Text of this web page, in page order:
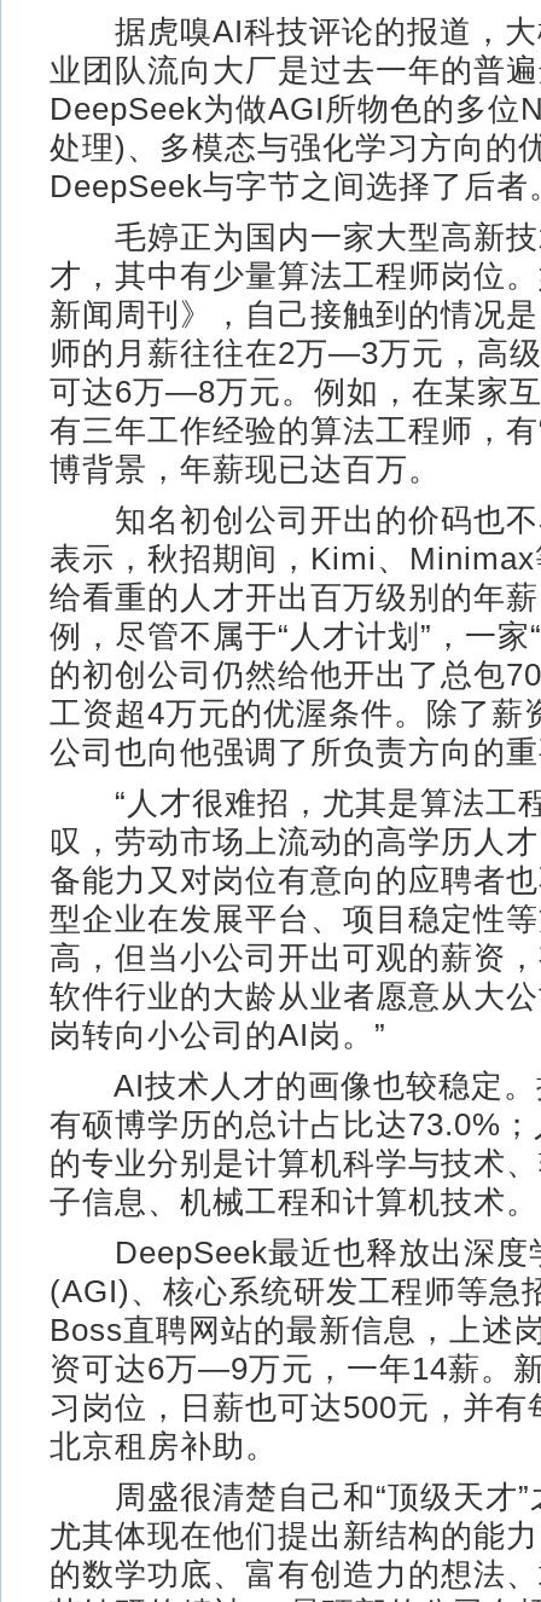
据虎嗅AI科技评论的报道，大
业团队流向大厂是过去一年的普
DeepSeek为做AGI所物色的多位
处理)、多模态与强化学习方向的
DeepSeek与字节之间选择了后者
毛婷正为国内一家大型高新技
才，其中有少量算法工程师岗位
新闻周刊》，自己接触到的情况
师的月薪往往在2万—3万元，高
可达6万—8万元。例如，在某家
有三年工作经验的算法工程师，
博背景，年薪现已达百万。
知名初创公司开出的价码也不
表示，秋招期间，Kimi、
给看重的人才开出百万级别的年
例，尽管不属于“人才计划”，一家
的初创公司仍然给他开出了总包
工资超4万元的优渥条件。除了薪
公司也向他强调了所负责方向的
“人才很难招，尤其是算法工
叹，劳动市场上流动的高学历人
备能力又对岗位有意向的应聘者
型企业在发展平台、项目稳定性
高，但当小公司开出可观的薪资
软件行业的大龄从业者愿意从大
岗转向小公司的AI岗。”
AI技术人才的画像也较稳定。
有硕博学历的总计占比达73.0%
的专业分别是计算机科学与技术
子信息、机械工程和计算机技术。
DeepSeek最近也释放出深度
(AGI)、核心系统研发工程师等急
Boss直聘网站的最新信息，上述
资可达6万—9万元，一年14薪。
习岗位，日薪也可达500元，并有
北京租房补助。
周盛很清楚自己和“顶级天才”
尤其体现在他们提出新结构的能
的数学功底、富有创造力的想法